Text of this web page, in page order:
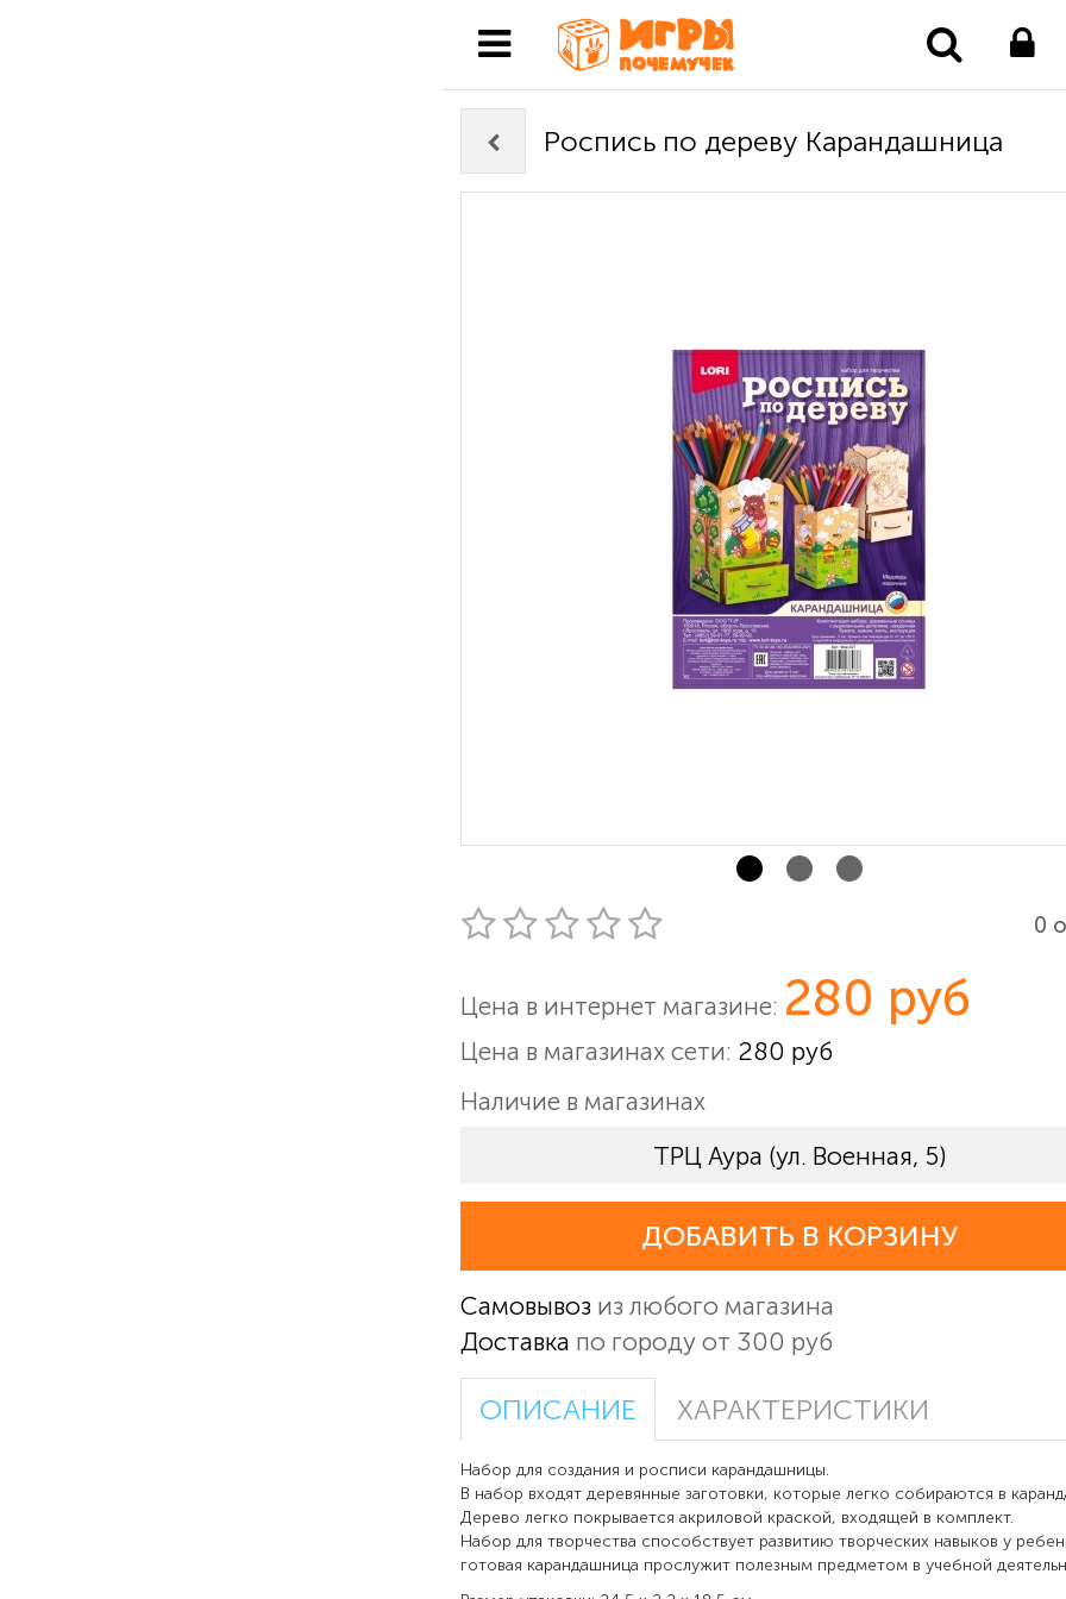
Роспись по дереву Карандашница
0
Цена в интернет магазине: 280 руб
Цена в магазинах сети: 280 руб
Наличие в магазинах
ТРЦ Аура (ул. Военная, 5)
ДОБАВИТЬ В КОРЗИНУ
Самовывоз из любого магазина
Доставка по городу от 300 руб
ОПИСАНИЕ ХАРАКТЕРИСТИКИ
Набор для создания и росписи карандашницы.
В набор входят деревянные заготовки, которые легко собираются в
Дерево легко покрывается акриловой краской, входящей в комплект.
Набор для творчества способствует развитию творческих навыков у
готовая карандашница прослужит полезным предметом в учебной